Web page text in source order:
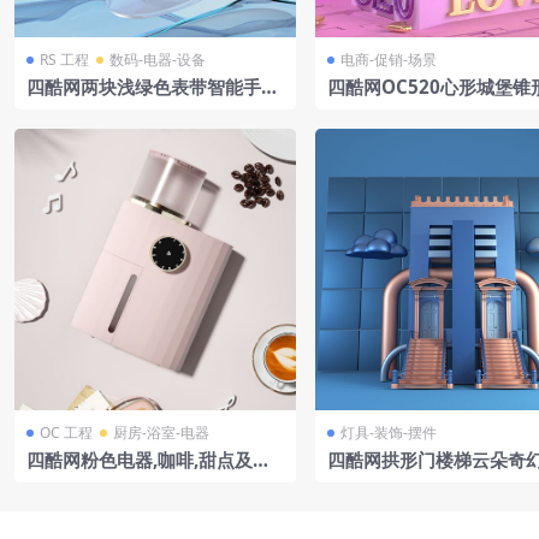
RS 工程 数码-电器-设备
四酷网两块浅绿色表带智能手表
电商-促销-场景
四酷网OC520心形城堡锥
OC 工程 厨房-浴室-电器
四酷网粉色电器,咖啡,甜点及装
灯具-装饰-摆件
四酷网拱形门楼梯云朵奇